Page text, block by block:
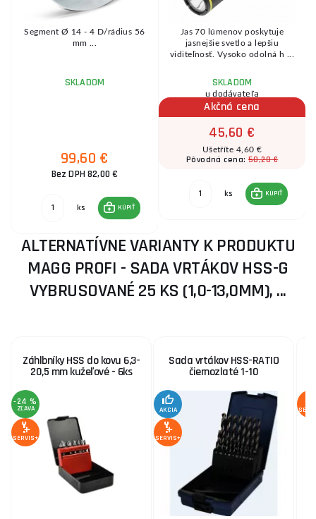
Segment Ø 14 - 4 D/rádius 56
mm ...
SKLADOM
99,60 €
Bez DPH 82,00 €
ks KÚPIŤ
Jas 70 lúmenov poskytuje
jasnejšie svetlo a lepšiu
viditeľnosť. Vysoko odolná h ...
SKLADOM
u dodávateľa
Akčná cena
45,60 €
Ušetříte 4,60 €
Pôvodná cena:50,20 €
ks KÚPIŤ
ALTERNATÍVNE VARIANTY K PRODUKTU
MAGG PROFI - SADA VRTÁKOV HSS-G
VYBRUSOVANÉ 25 KS (1,0-13,0MM), ...
Záhlbníky HSS do kovu 6,3-
20,5 mm kužeľové - 6ks
-24 %
ZĽAVA
SERVIS+
Sada vrtákov HSS-RATIO
čiernozlaté 1-10
AKCIA
SERVIS+